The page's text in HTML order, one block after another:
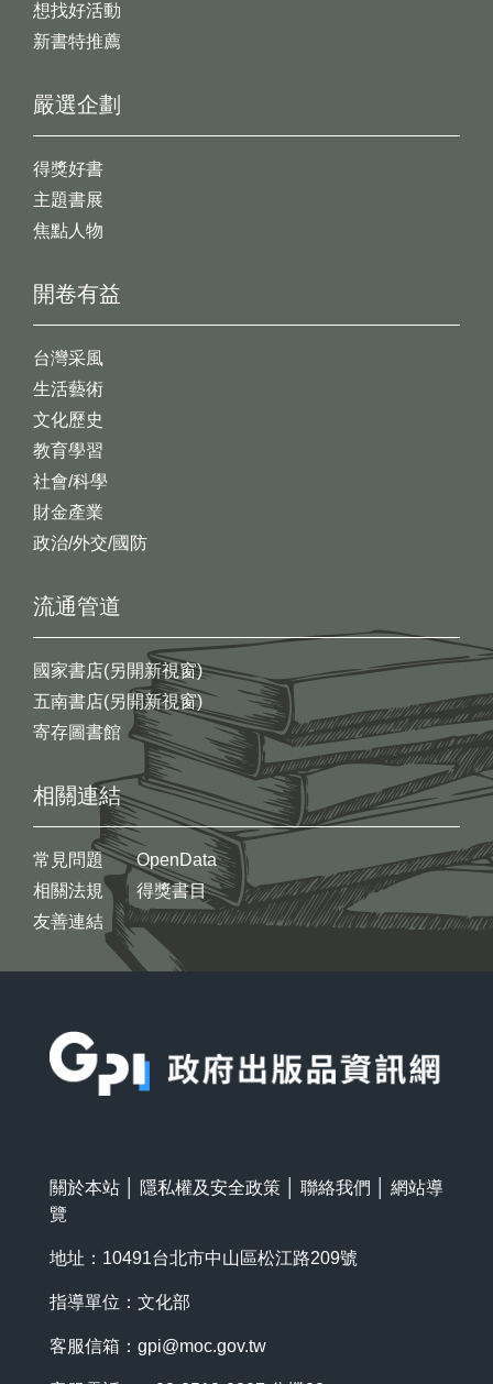
想找好活動
新書特推薦
開卷有益
台灣采風
生活藝術
文化歷史
教育學習
社會/科學
財金產業
政治/外交/國防
嚴選企劃
得獎好書
主題書展
焦點人物
流通管道
國家書店(另開新視窗)
五南書店(另開新視窗)
寄存圖書館
相關連結
常見問題
相關法規
友善連結
OpenData
得獎書目
關於本站 隱私權及安全政策 聯絡我們
網站導
覽
地址：10491台北市中山區松江路209號
指導單位：文化部
客服信箱： gpi@moc.gov.tw